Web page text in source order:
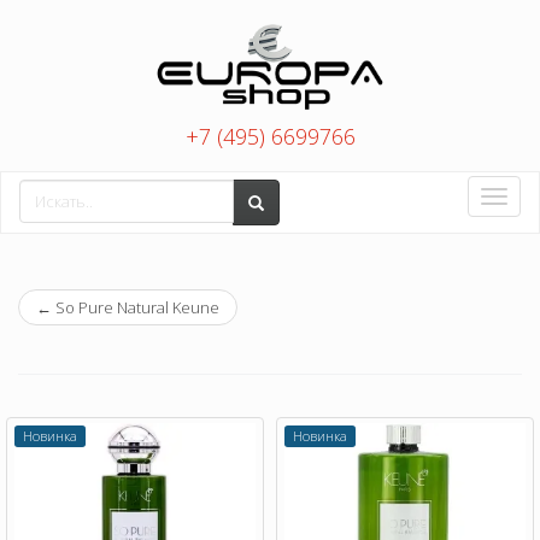
+7 (495) 6699766
Toggle
← So Pure Natural Keune
Новинка Новинка